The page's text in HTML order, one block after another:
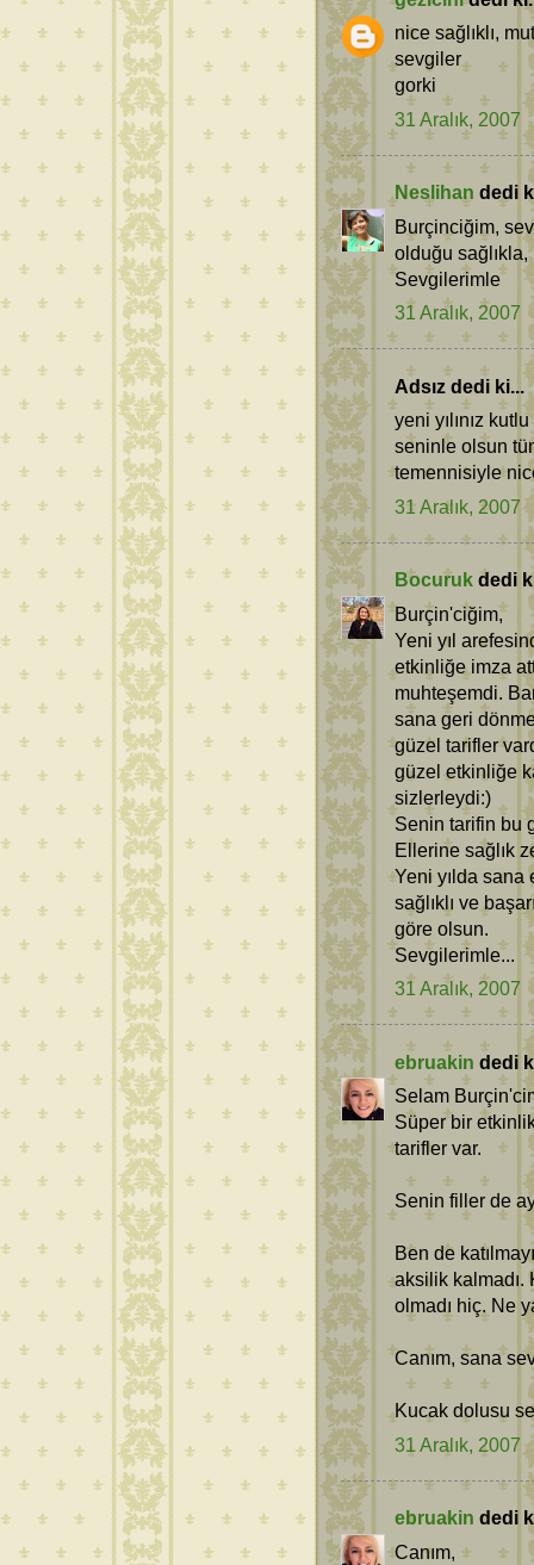
nice sağlıklı,
sevgiler
gorki
31 Aralık, 2007
Neslihan dedi
Burçinciğim,
olduğu
Sevgilerimle
31 Aralık, 2007
Adsız dedi ki...
yeni yılınız
seninle olsun
temennisiyle
31 Aralık, 2007
Bocuruk dedi
Burçin'ciğim,
Yeni yıl
etkinliğe imza
muhteşemdi.
sana geri
güzel tarifler
güzel etkinliğe
sizlerleydi:)
Senin tarifin bu
Ellerine sağlık
Yeni yılda sana
sağlıklı ve
göre olsun.
Sevgilerimle...
31 Aralık, 2007
ebruakin dedi
Selam
Süper bir
tarifler var.
Senin filler de
Ben de
aksilik kalmadı.
olmadı hiç. Ne
Canım, sana
Kucak dolusu
31 Aralık, 2007
ebruakin dedi
Canım,